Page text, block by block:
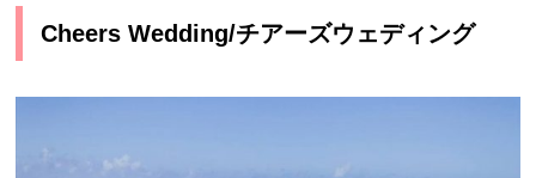
Cheers Wedding/チアーズウェディング